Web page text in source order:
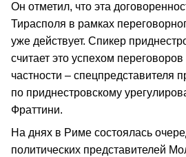
Он отметил, что эта
Тирасполя в рамках
уже действует. Спикер
считает это успехом
частности – спецпредставителя
по приднестровскому
Фраттини.
На днях в Риме состоялась
политических представителей